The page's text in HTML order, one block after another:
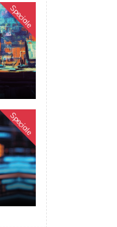
Speciale
Speciale